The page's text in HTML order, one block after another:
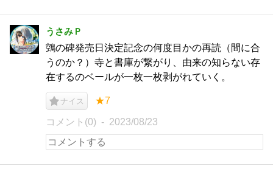
うさみＰ
鵼の碑発売日決定記念の何度目かの再読（間に合
うのか？）寺と書庫が繋がり、由来の知らない存
在するのベールが一枚一枚剥がれていく。
ナイス ★7
コメント(0) 2023/08/23